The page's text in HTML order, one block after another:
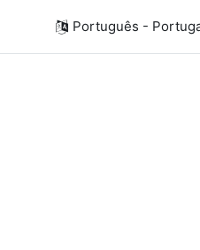
Português -